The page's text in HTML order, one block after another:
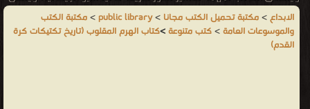
منها إلى أسلوب اللعب الجماعي الألماني ثم المهارات الفردية في أمريكا
اللاتينية لينتقل بعدها بعيدا إلى الإتحاد السوفيتي ويرصد الإبداعات
التكتيكية التى عرفها عبر السوفيت. الكتاب غني بالرسوم التوضيحية
الابداع>مكتبة تحميل الكتب مجانا >
public library
>مكتبة الكتب
والموسوعات العامة>كتب متنوعة>كتاب الهرم المقلوب (تاريخ تكتيكات كرة
القدم)